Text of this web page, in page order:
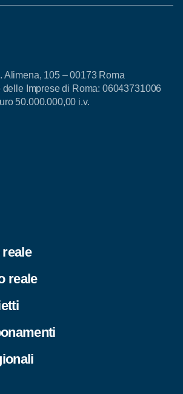
Alimena, 105 – 00173 Roma
delle Imprese di Roma: 06043731006
50.000.000,00 i.v.
reale